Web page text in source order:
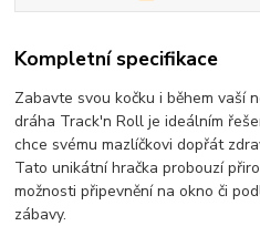
Kompletní specifikace
Zabavte svou kočku i během vaší
dráha Track'n Roll je ideálním
chce svému mazlíčkovi dopřát
Tato unikátní hračka probouzí
možnosti připevnění na okno či
zábavy.